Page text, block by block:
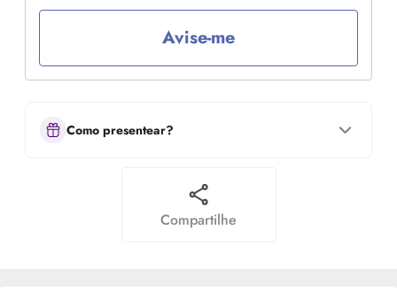
Avise-me
Como presentear?
Compartilhe